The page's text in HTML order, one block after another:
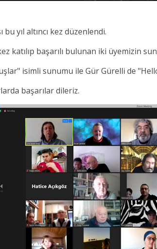
bu yıl altıncı kez düzenlendi.
katılıp başarılı bulunan iki üyemizin
isimli sunumu ile Gür Gürelli de
başarılar dileriz.